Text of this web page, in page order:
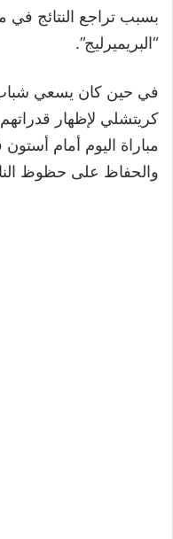
بسبب تراجع النتائج في
“البريميرليج”.
في حين كان يسعي شباب
كريتشلي لإظهار
مباراة اليوم أمام
والحفاظ على حظوظ